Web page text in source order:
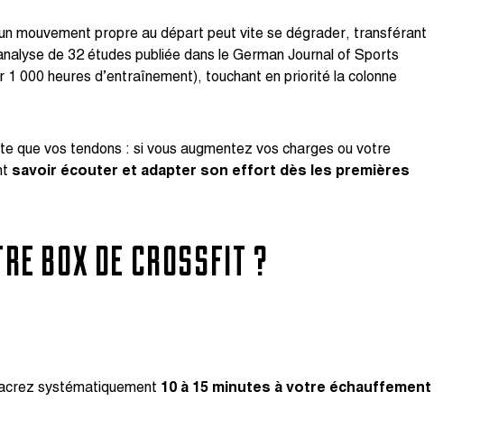
mouvement propre au départ peut vite se dégrader, transférant
de 32 études publiée dans le German Journal of Sports
1 000 heures d’entraînement), touchant en priorité la colonne
que vos tendons : si vous augmentez vos charges ou votre
savoir écouter et adapter son effort dès les premières
BOX DE CROSSFIT ?
systématiquement 10 à 15 minutes à votre échauffement